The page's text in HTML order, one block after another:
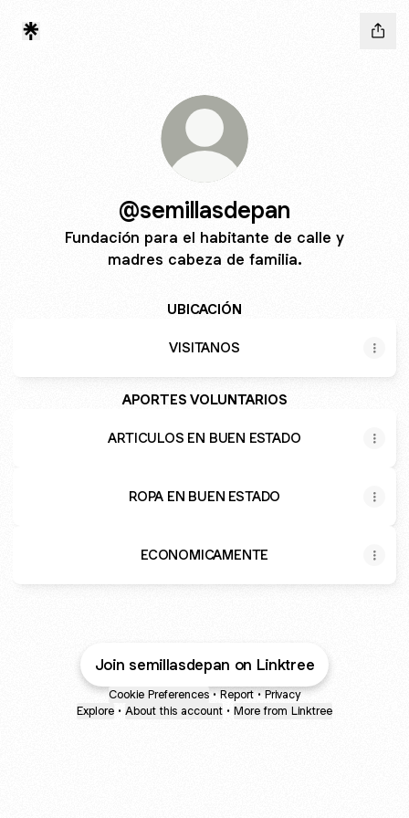
@semillasdepan
Fundación para el habitante de calle y
madres cabeza de familia.
UBICACIÓN
VISITANOS
APORTES VOLUNTARIOS
ARTICULOS EN BUEN ESTADO
ROPA EN BUEN ESTADO
ECONOMICAMENTE
Join semillasdepan on Linktree
Cookie Preferences • Report • Privacy
Explore • About this account • More from Linktree